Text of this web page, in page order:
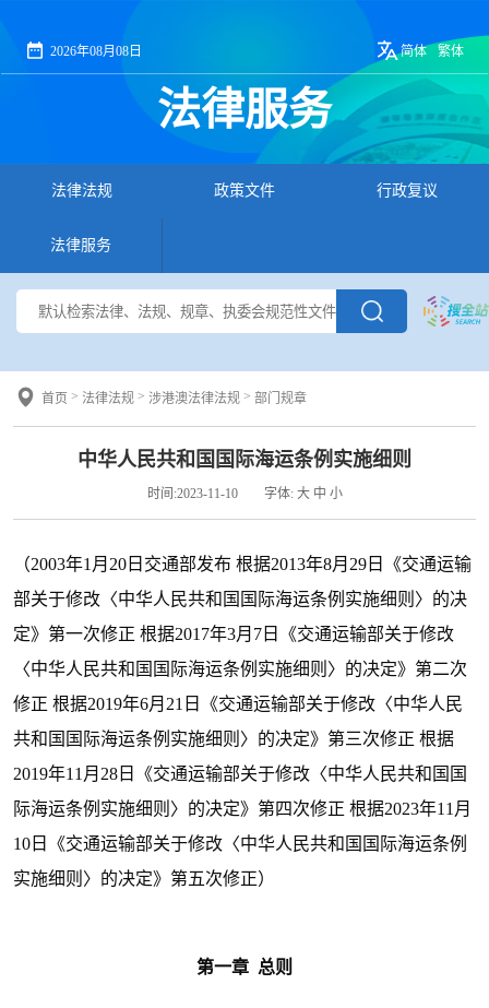
法律服务
2026年08月08日 简体 繁体
法律法规 政策文件 行政复议
法律服务
首页 > 法律法规 > 涉港澳法律法规 > 部门规章
中华人民共和国国际海运条例实施细则
时间:2023-11-10 字体: 大 中 小
（2003年1月20日交通部发布 根据2013年8月29日《交通运输
部关于修改〈中华人民共和国国际海运条例实施细则〉的决
定》第一次修正 根据2017年3月7日《交通运输部关于修改
〈中华人民共和国国际海运条例实施细则〉的决定》第二次
修正 根据2019年6月21日《交通运输部关于修改〈中华人民
共和国国际海运条例实施细则〉的决定》第三次修正 根据
2019年11月28日《交通运输部关于修改〈中华人民共和国国
际海运条例实施细则〉的决定》第四次修正 根据2023年11月
10日《交通运输部关于修改〈中华人民共和国国际海运条例
实施细则〉的决定》第五次修正）
第一章 总则